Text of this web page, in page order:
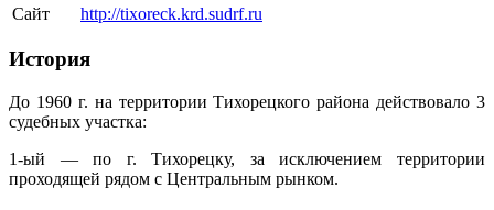
Сайт
http://tixoreck.krd.sudrf.ru
История
До 1960 г. на территории Тихорецкого района действовало 3
судебных участка:
1-ый — по г. Тихорецку, за исключением территории
проходящей рядом с Центральным рынком.